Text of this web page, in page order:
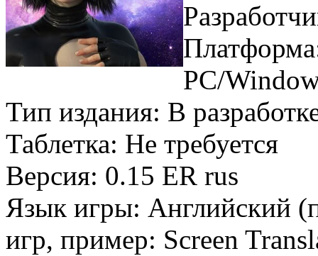
PC/
Тип издания: В
Таблетка: Не требуется
Версия: 0.15 ER rus
Язык игры: Английский
игр, пример: Screen